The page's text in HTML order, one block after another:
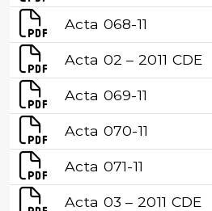
Acta 068-11
Acta 02 – 2011 CDE
Acta 069-11
Acta 070-11
Acta 071-11
Acta 03 – 2011 CDE